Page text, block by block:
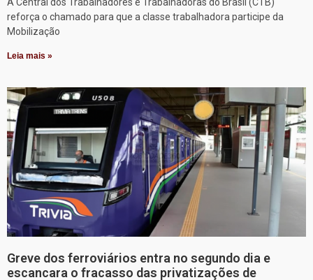
A Central dos Trabalhadores e Trabalhadoras do Brasil (CTB)
reforça o chamado para que a classe trabalhadora participe da
Mobilização
Leia mais »
Greve dos ferroviários entra no segundo dia e
escancara o fracasso das privatizações de